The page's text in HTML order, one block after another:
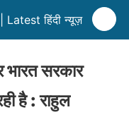
हिंदी न्यूज़
भारत सरकार
है : राहुल